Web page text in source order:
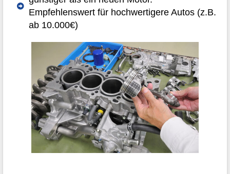
Empfehlenswert für hochwertigere Autos (z.B.
ab 10.000€)